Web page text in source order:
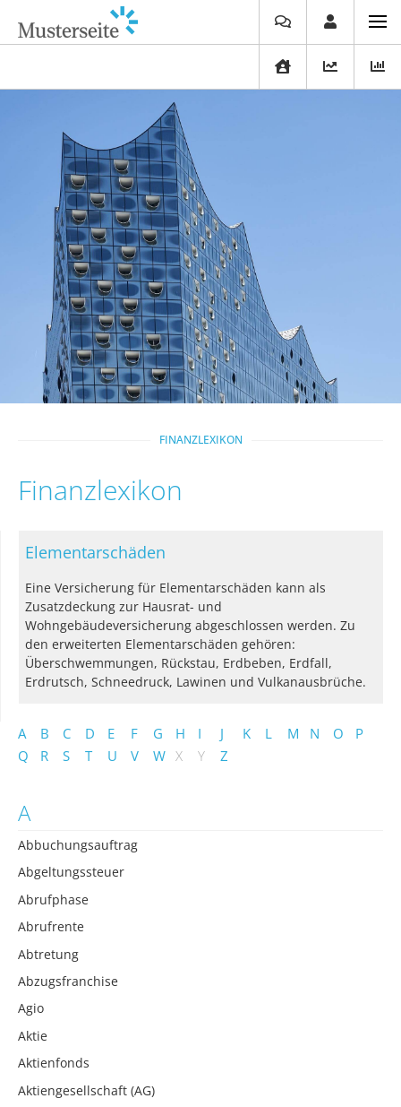
FINANZLEXIKON
Finanzlexikon
A B C D E F G H I J K L M N O
P
Q
R S T U V W X Y Z
A
Abbuchungsauftrag
Abgeltungssteuer
Abrufphase
Abrufrente
Abtretung
Abzugsfranchise
Agio
Aktie
Aktienfonds
Aktiengesellschaft (AG)
Elementarschäden
Eine Versicherung für Elementarschäden kann als
Zusatzdeckung zur Hausrat- und
Wohngebäudeversicherung abgeschlossen werden. Zu
den erweiterten Elementarschäden gehören:
Überschwemmungen, Rückstau, Erdbeben, Erdfall,
Erdrutsch, Schneedruck, Lawinen und Vulkanausbrüche.